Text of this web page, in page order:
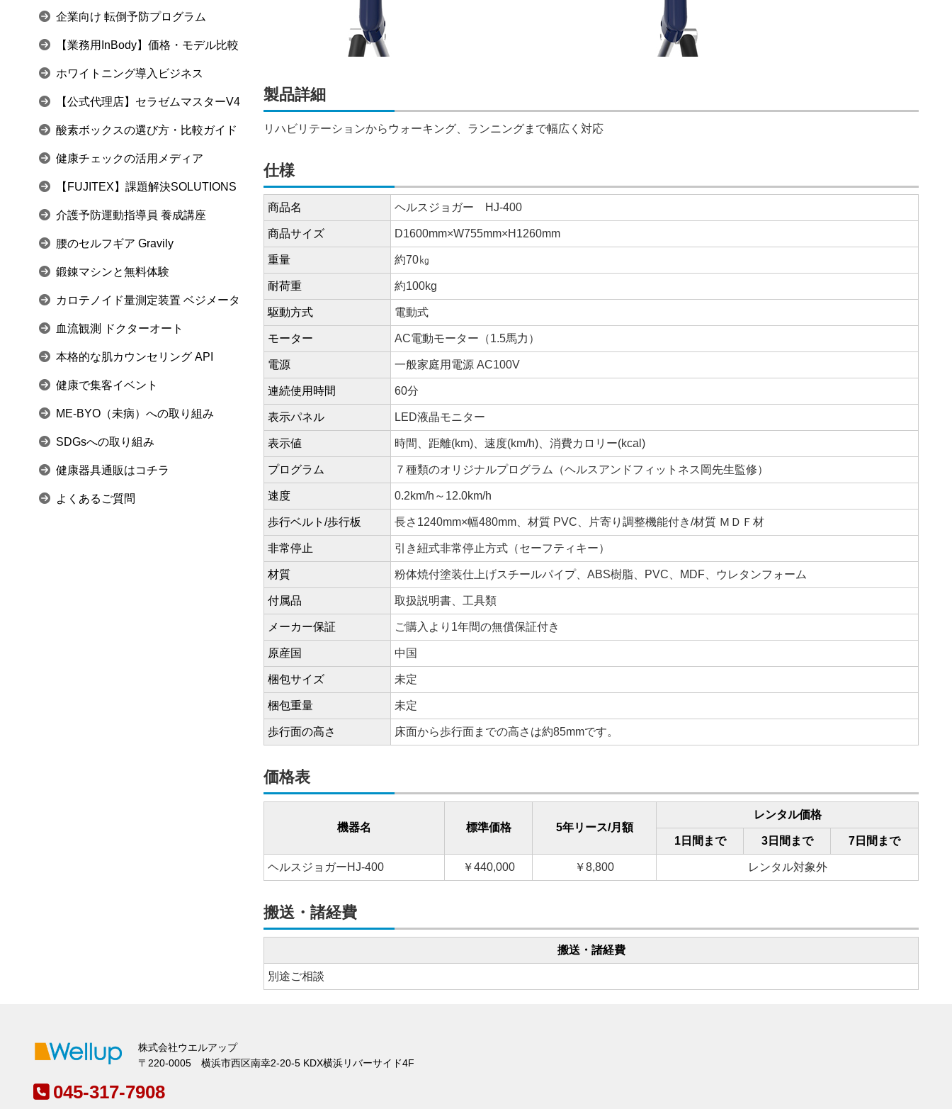
製品詳細
リハビリテーションからウォーキング、ランニングまで幅広く対応
仕様
商品名 ヘルスジョガー HJ-400
商品サイズ D1600mm×W755mm×H1260mm
重量 約70㎏
耐荷重 約100kg
駆動方式 電動式
モーター AC電動モーター（1.5馬力）
電源 一般家庭用電源 AC100V
連続使用時間 60分
表示パネル LED液晶モニター
表示値 時間、距離(km)、速度(km/h)、消費カロリー(kcal)
プログラム ７種類のオリジナルプログラム（ヘルスアンドフィットネス岡先生監修）
速度 0.2km/h～12.0km/h
歩行ベルト/歩行板 長さ1240mm×幅480mm、材質 PVC、片寄り調整機能付き/材質 ＭＤＦ材
非常停止 引き紐式非常停止方式（セーフティキー）
材質 粉体焼付塗装仕上げスチールパイプ、ABS樹脂、PVC、MDF、ウレタンフォーム
付属品 取扱説明書、工具類
メーカー保証 ご購入より1年間の無償保証付き
原産国 中国
梱包サイズ 未定
梱包重量 未定
歩行面の高さ 床面から歩行面までの高さは約85mmです。
価格表
機器名 標準価格 5年リース/月額
レンタル価格
1日間まで 3日間まで 7日間まで
ヘルスジョガーHJ-400 ￥440,000 ￥8,800 レンタル対象外
搬送・諸経費
搬送・諸経費
別途ご相談
企業向け 転倒予防プログラム
【業務用InBody】価格・モデル比較
ホワイトニング導入ビジネス
【公式代理店】セラゼムマスターV4
酸素ボックスの選び方・比較ガイド
健康チェックの活用メディア
【FUJITEX】課題解決SOLUTIONS
介護予防運動指導員 養成講座
腰のセルフギア Gravily
鍛錬マシンと無料体験
カロテノイド量測定装置 ベジメータ
血流観測 ドクターオート
本格的な肌カウンセリング API
健康で集客イベント
ME-BYO（未病）への取り組み
SDGsへの取り組み
健康器具通販はコチラ
よくあるご質問
株式会社ウエルアップ
〒220-0005 横浜市西区南幸2-20-5 KDX横浜リバーサイド4F
045-317-7908